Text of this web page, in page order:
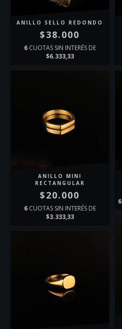
ANILLO SELLO REDONDO
$38.000
6 CUOTAS SIN INTERÉS DE
$6.333,33
ANILLO MINI
RECTANGULAR
$20.000
6 CUOTAS SIN INTERÉS DE
$3.333,33
6